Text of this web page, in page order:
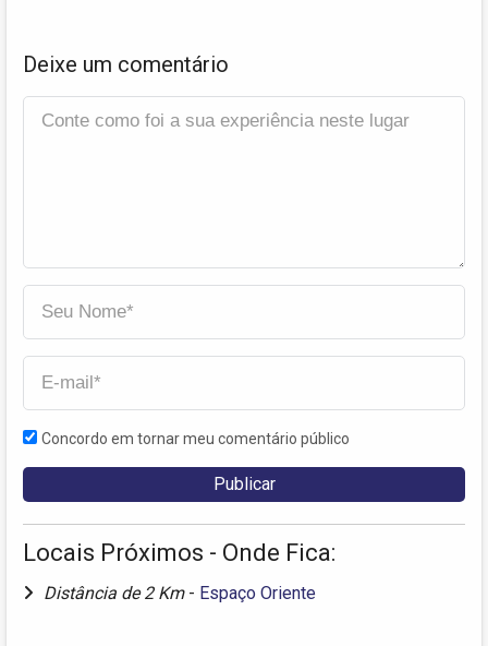
Deixe um comentário
Concordo em tornar meu comentário público
Locais Próximos - Onde Fica:
Distância de 2 Km - Espaço Oriente